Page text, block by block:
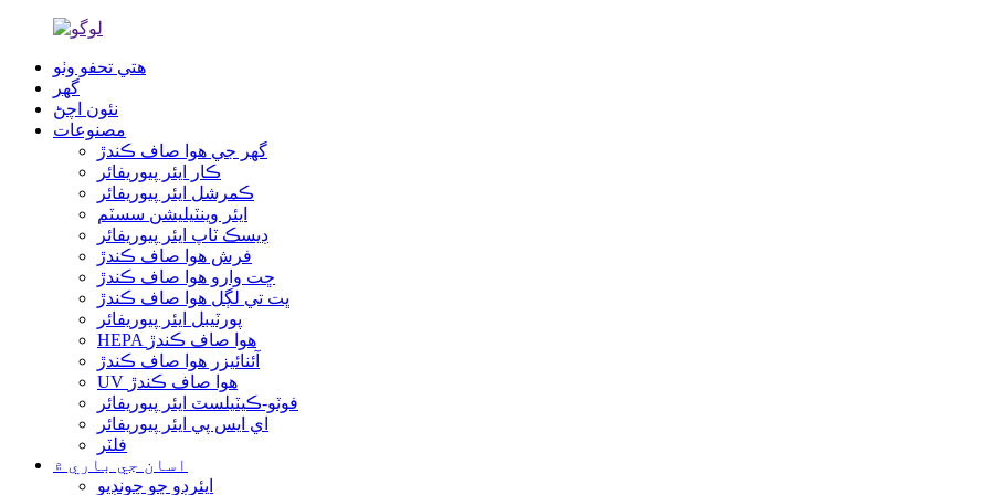
هتي تحفو وٺو
گھر
نئون اچڻ
مصنوعات
گھر جي هوا صاف ڪندڙ
ڪار ايئر پيوريفائر
ڪمرشل ايئر پيوريفائر
ايئر وينٽيليشن سسٽم
ڊيسڪ ٽاپ ايئر پيوريفائر
فرش هوا صاف ڪندڙ
ڇت وارو هوا صاف ڪندڙ
ڀت تي لڳل هوا صاف ڪندڙ
پورٽيبل ايئر پيوريفائر
HEPA هوا صاف ڪندڙ
آئنائيزر هوا صاف ڪندڙ
UV هوا صاف ڪندڙ
فوٽو-ڪيٽيلسٽ ايئر پيوريفائر
اي ايس پي ايئر پيوريفائر
فلٽر
اسان جي باري ۾
ايئرڊو ڇو چونڊيو